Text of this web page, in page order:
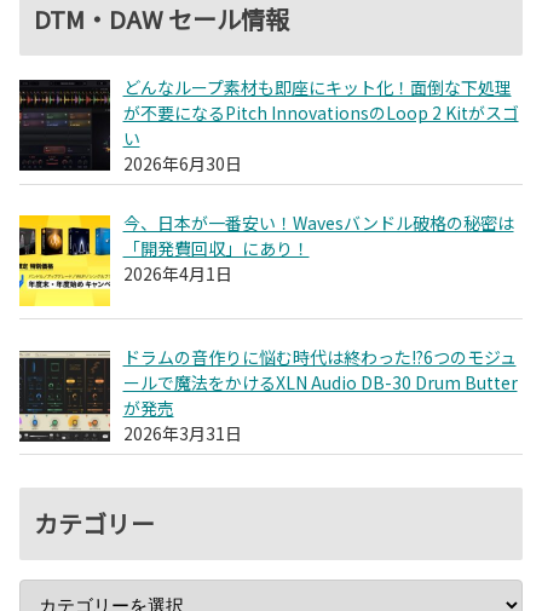
DTM・DAW セール情報
どんなループ素材も即座にキット化！面倒な下処理
が不要になるPitch InnovationsのLoop 2 Kitがスゴ
い
2026年6月30日
今、日本が一番安い！Wavesバンドル破格の秘密は
「開発費回収」にあり！
2026年4月1日
ドラムの音作りに悩む時代は終わった!?6つのモジュ
ールで魔法をかけるXLN Audio DB-30 Drum Butter
が発売
2026年3月31日
カテゴリー